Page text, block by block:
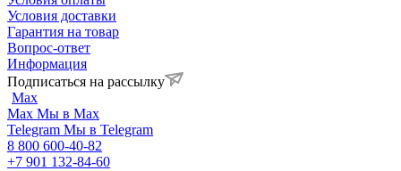
Условия доставки
Гарантия на товар
Вопрос-ответ
Информация
Подписаться на рассылку
Max
Max Мы в Max
Telegram Мы в Telegram
8 800 600-40-82
+7 901 132-84-60